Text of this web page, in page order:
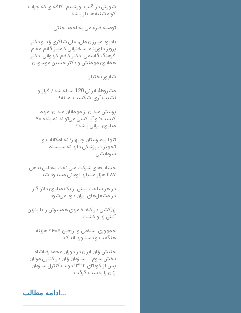
شورش در قلب اورشلیم؛ کافه‌ای که جرات
کرده شنبه‌ها باز باشد
توصیه ضرغامی به احمد جنتی
یادبود مبارزان ملی، علی شاکری زند و دکتر
پرویز داورپناه: سخنرانی کامبیز قائم مقام،
فرهنگ قاسمی، دکتر کاظم کردوانی، دکتر
همایون مهمنش و دکتر حسین موسویان
شاپور بختیار
مشروطۀ ایرانی 120 ساله شد/ فراز و
نشیب آری، شکست اما نه!
پرسش میدان از مهمانان میدان: مردم
کیست؟ و آیا کسی می‌تواند نماینده ۹۰
میلیون ایرانی باشد؟
تنها بیمارستان چابهار؛ نه امکانات و
تجهیزات پزشکی دارد نه سیستم
سرمایشی
حساب‌های شرکت ملی نفت به‌دلیل بدهی
۲۸۷ هزار میلیارد تومانی مسدود شد
در هر ساعت بیش از یک میلیون دلار گاز
در مشعل‌های ایران دود می‌شود
زن‌کشی در کلات؛ مردی همسرش را با بنزین
آتش زد و کشت
جمهوری اسلامی و اربعین ۱۴۰۵؛ هزینه
هنگفت و دستاورد اندک
جنبش زنان ایران در دوران محمدرضاشاه،
بخش سوم – سازمان زنان در کنترل مردان!
پس از کودتای ۱۳۳۲ دولت کنترل سازمان
زنان را بدست گرفت.
ادامه مطالب...